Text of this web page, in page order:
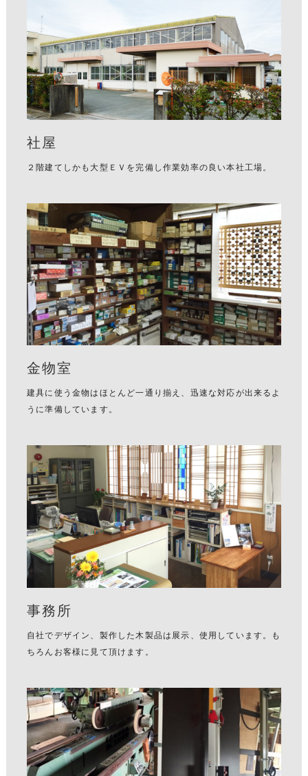
社屋
２階建てしかも大型ＥＶを完備し作業効率の良い本社工場。
金物室
建具に使う金物はほとんど一通り揃え、迅速な対応が出来るよ
うに準備しています。
事務所
自社でデザイン、製作した木製品は展示、使用しています。も
ちろんお客様に見て頂けます。